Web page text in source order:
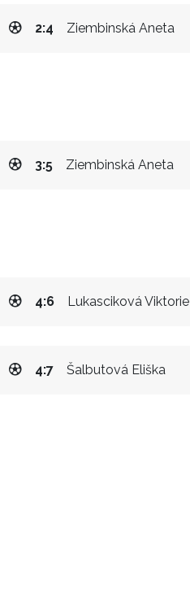
Ziembinská Aneta
2:4
Ziembinská Aneta
3:5
Lukasciková Viktorie
4:6
Šalbutová Eliška
4:7